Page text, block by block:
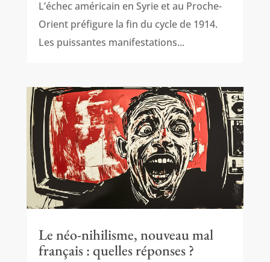
L’échec américain en Syrie et au Proche-
Orient préfigure la fin du cycle de 1914.
Les puissantes manifestations...
Le néo-nihilisme, nouveau mal
français : quelles réponses ?